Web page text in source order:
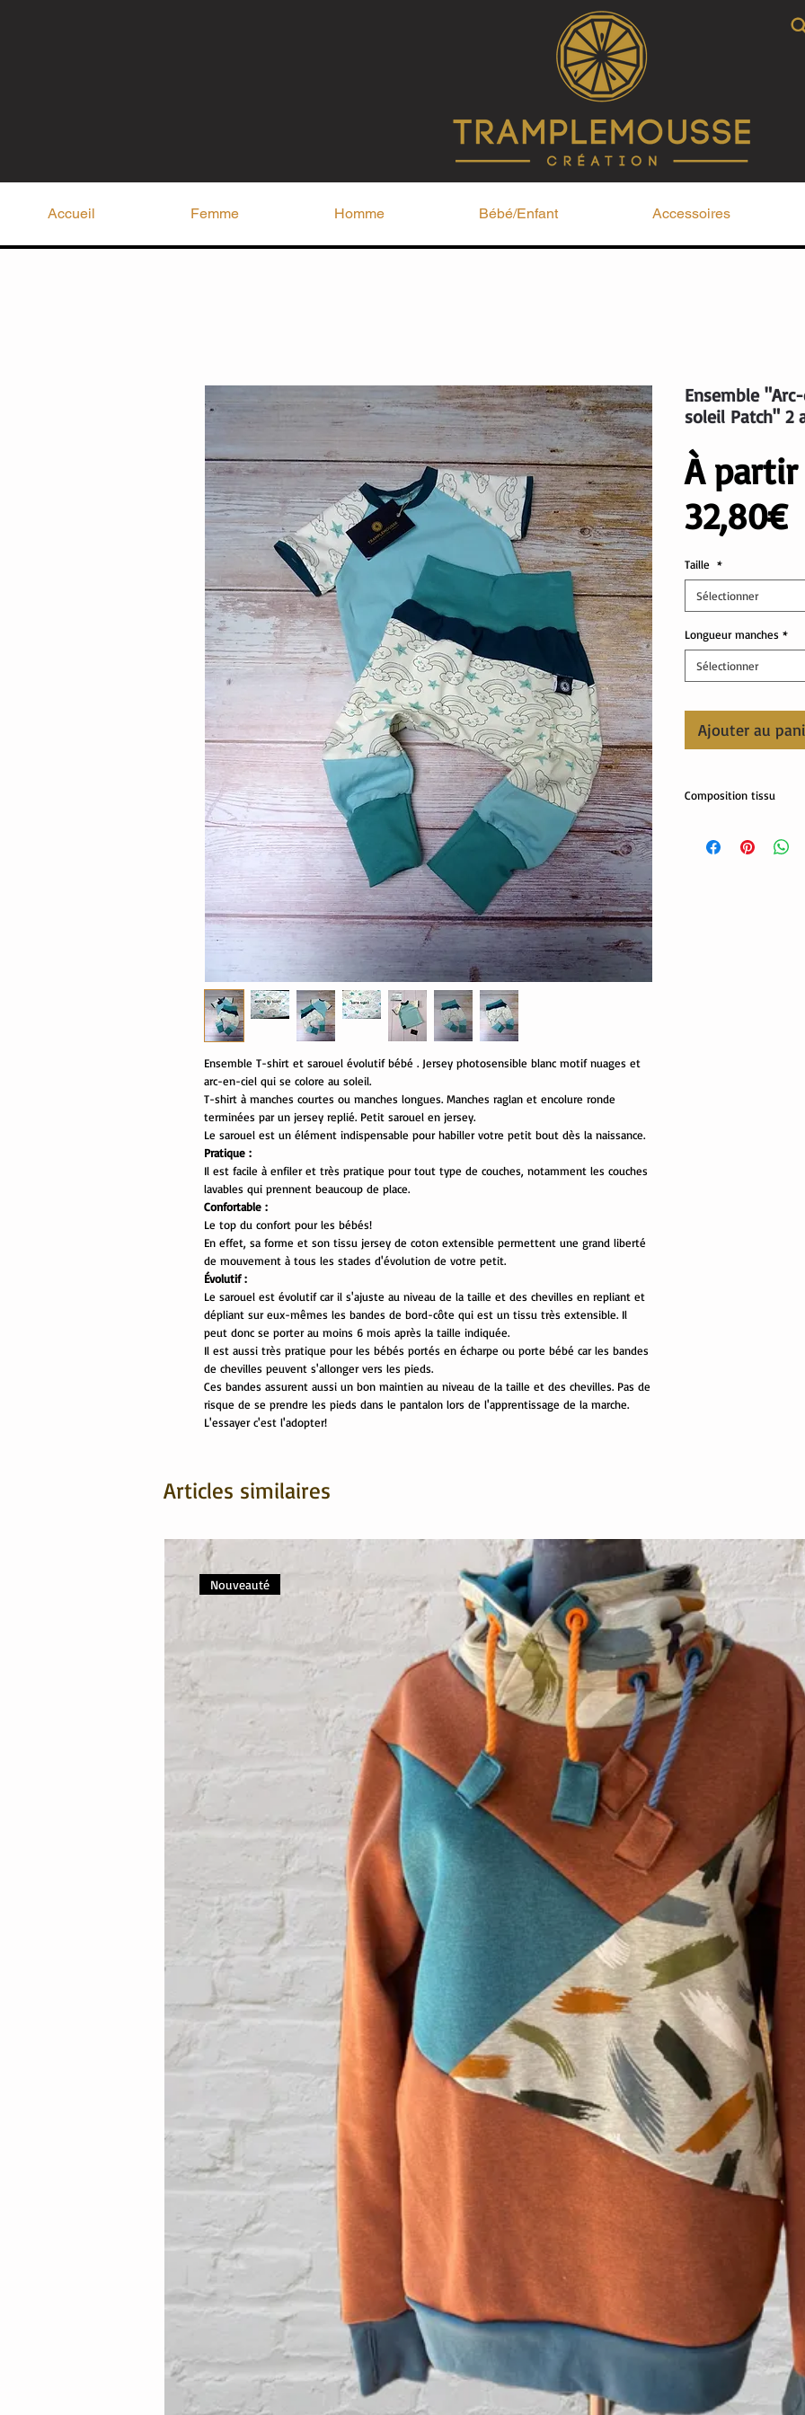
Ensemble T-shirt et sarouel évolutif bébé . Jersey photosensible blanc motif nuages et
arc-en-ciel qui se colore au soleil.
T-shirt à manches courtes ou manches longues. Manches raglan et encolure ronde
terminées par un jersey replié. Petit sarouel en jersey.
Le sarouel est un élément indispensable pour habiller votre petit bout dès la naissance.
Pratique :
Il est facile à enfiler et très pratique pour tout type de couches, notamment les couches
lavables qui prennent beaucoup de place.
Confortable :
Le top du confort pour les bébés!
En effet, sa forme et son tissu jersey de coton extensible permettent une grand liberté
de mouvement à tous les stades d'évolution de votre petit.
Évolutif :
Le sarouel est évolutif car il s'ajuste au niveau de la taille et des chevilles en repliant et
dépliant sur eux-mêmes les bandes de bord-côte qui est un tissu très extensible. Il
peut donc se porter au moins 6 mois après la taille indiquée.
Il est aussi très pratique pour les bébés portés en écharpe ou porte bébé car les bandes
de chevilles peuvent s'allonger vers les pieds.
Ces bandes assurent aussi un bon maintien au niveau de la taille et des chevilles. Pas de
risque de se prendre les pieds dans le pantalon lors de l'apprentissage de la marche.
L'essayer c'est l'adopter!
Ensemble
soleil Patch" 2
À
32,80€
Taille *
Sélectionner
Longueur manches *
Sélectionner
Ajouter au
Composition tissu
Articles similaires
Nouveauté
Accueil Femme Homme Bébé/Enfant Accessoires